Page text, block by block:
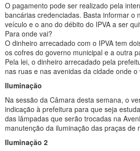
O pagamento pode ser realizado pela
bancárias credenciadas. Basta informar o
veículo e o ano do débito do IPVA a ser
Para onde vai?
O dinheiro arrecadado com o IPVA tem
os cofres do governo municipal e a outra
Pela lei, o dinheiro arrecadado pela
nas ruas e nas avenidas da cidade onde
Iluminação
Na sessão da Câmara desta semana, o
indicação à prefeitura para que seja
das lâmpadas que serão trocadas na
manutenção da iluminação das praças de
Iluminação 2